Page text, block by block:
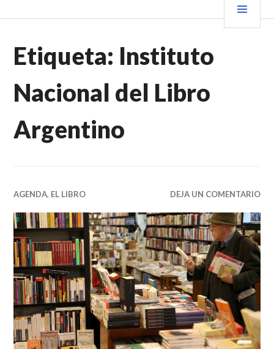
al VENDER+LIBROS NOTICIAS
Etiqueta: Instituto
Nacional del Libro
Argentino
AGENDA, EL LIBRO DEJA UN COMENTARIO